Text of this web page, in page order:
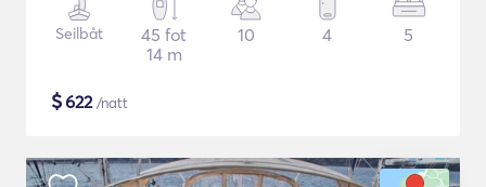
Seilbåt
45 fot
14 m
10 4 5
$622/natt